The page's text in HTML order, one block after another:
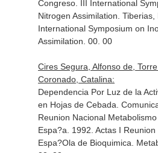
Congreso. III International
Nitrogen Assimilation.
International Symposium on
Assimilation. 00. 00
Cires Segura, Alfonso de,
Coronado, Catalina:
Dependencia Por Luz de la
en Hojas de Cebada.
Reunion Nacional
Espa?a. 1992. Actas I
Espa?Ola de Bioquimica.